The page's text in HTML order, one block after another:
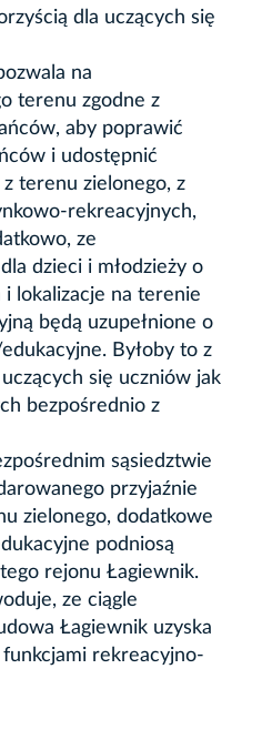
dla uczących się
na
terenu zgodne z
aby poprawić
i udostępnić
terenu zielonego, z
rekreacyjnych,
ze
dzieci i młodzieży o
lokalizacje na terenie
będą uzupełnione o
Byłoby to z
się uczniów jak
bezpośrednio z
sąsiedztwie
przyjaźnie
zielonego, dodatkowe
podniosą
rejonu Łagiewnik.
ze ciągle
Łagiewnik uzyska
rekreacyjno-